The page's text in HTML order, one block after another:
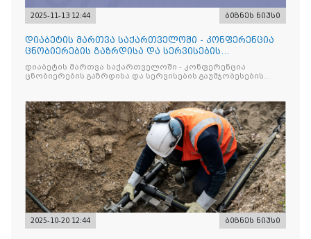
2025-11-13 12:44 ბიზნეს ნიუსი
დიაბეტის მართვა საქართველოში - კონფერენცია
ცნობიერების გაზრდისა და სერვისების
გაუმჯობესების მიზნით
დიაბეტის მართვა საქართველოში - კონფერენცია
ცნობიერების გაზრდისა და სერვისების გაუმჯობესების
2025-10-20 12:44 ბიზნეს ნიუსი